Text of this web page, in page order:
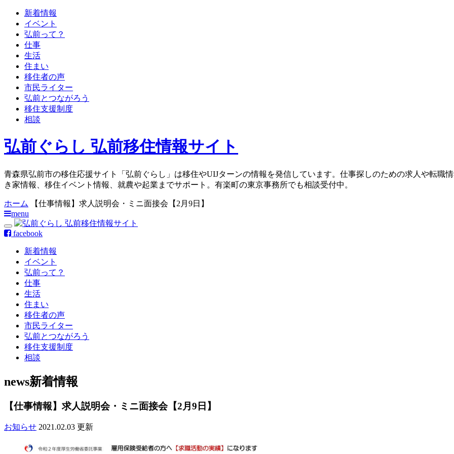
新着情報
イベント
弘前って？
仕事
生活
住まい
移住者の声
市民ライター
弘前とつながろう
移住支援制度
相談
弘前ぐらし 弘前移住情報サイト
青森県弘前市の移住応援サイト「弘前ぐらし」は移住やUIJターンの情報を発信しています。仕事探しのための求人や転職
き家情報、移住イベント情報、就農や起業までサポート。有楽町の東京事務所でも相談受付中。
ホーム
【仕事情報】求人説明会・ミニ面接会【2月9日】
menu
facebook
新着情報
イベント
弘前って？
仕事
生活
住まい
移住者の声
市民ライター
弘前とつながろう
移住支援制度
相談
news新着情報
【仕事情報】求人説明会・ミニ面接会【2月9日】
お知らせ 2021.02.03 更新